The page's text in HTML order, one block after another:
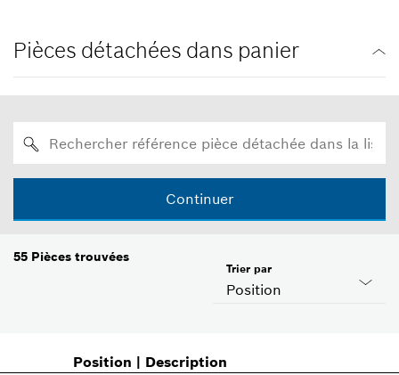
Pièces détachées dans panier
Continuer
55 Pièces trouvées
Position
Trier par
Position | Description